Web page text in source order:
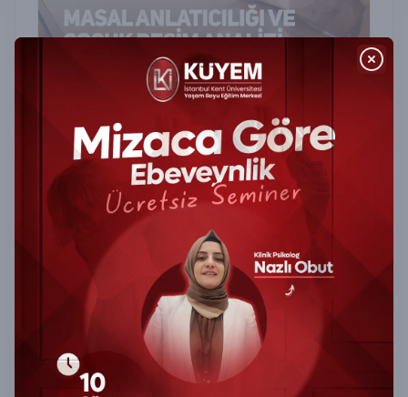
Masal Anlatıcılığı Ve Çocuk Resim
Analizi (Uygulayıcı Belge) Sertifika
Programı
Masal Anlatıcılığı ve Çocuk Resim Analizi
Sertifika Programı ile çocukların dünyasını
anlayın, yaratıcı teknikleri öğrenin, uygulayıcı
belge alın.